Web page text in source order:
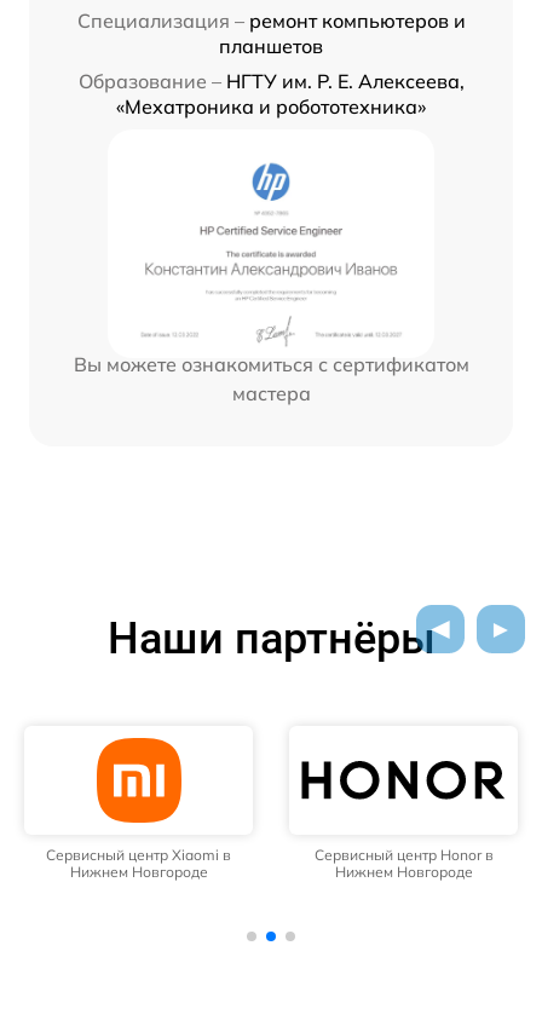
Специализация – ремонт компьютеров и
планшетов
Образование – НГТУ им. Р. Е. Алексеева,
«Мехатроника и робототехника»
Вы можете ознакомиться с сертификатом
мастера
Наши партнёры
Сервисный центр Xiaomi в
Нижнем Новгороде
Сервисный центр Honor в
Нижнем Новгороде